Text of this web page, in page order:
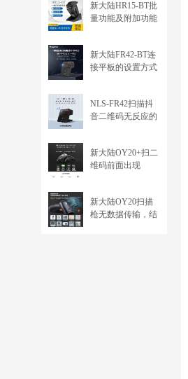
新大陆HR15-BT批
量功能及附加功能
新大陆FR42-BT连
接平板的设置方式
NLS-FR42扫描抖
音二维码无反应的
新大陆OY20+扫二
维码前面出现
新大陆OY20扫描
枪无数据传输，结